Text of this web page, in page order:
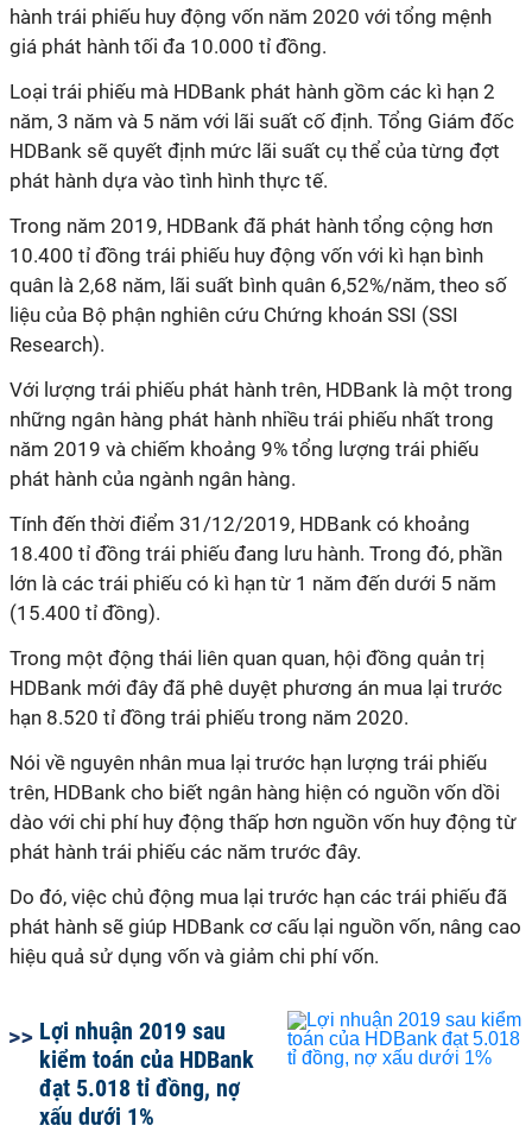
hành trái phiếu huy động vốn năm 2020 với tổng mệnh
giá phát hành tối đa 10.000 tỉ đồng.
Loại trái phiếu mà HDBank phát hành gồm các kì hạn 2
năm, 3 năm và 5 năm với lãi suất cố định. Tổng Giám đốc
HDBank sẽ quyết định mức lãi suất cụ thể của từng đợt
phát hành dựa vào tình hình thực tế.
Trong năm 2019, HDBank đã phát hành tổng cộng hơn
10.400 tỉ đồng trái phiếu huy động vốn với kì hạn bình
quân là 2,68 năm, lãi suất bình quân 6,52%/năm, theo số
liệu của Bộ phận nghiên cứu Chứng khoán SSI (SSI
Research).
Với lượng trái phiếu phát hành trên, HDBank là một trong
những ngân hàng phát hành nhiều trái phiếu nhất trong
năm 2019 và chiếm khoảng 9% tổng lượng trái phiếu
phát hành của ngành ngân hàng.
Tính đến thời điểm 31/12/2019, HDBank có khoảng
18.400 tỉ đồng trái phiếu đang lưu hành. Trong đó, phần
lớn là các trái phiếu có kì hạn từ 1 năm đến dưới 5 năm
(15.400 tỉ đồng).
Trong một động thái liên quan quan, hội đồng quản trị
HDBank mới đây đã phê duyệt phương án mua lại trước
hạn 8.520 tỉ đồng trái phiếu trong năm 2020.
Nói về nguyên nhân mua lại trước hạn lượng trái phiếu
trên, HDBank cho biết ngân hàng hiện có nguồn vốn dồi
dào với chi phí huy động thấp hơn nguồn vốn huy động từ
phát hành trái phiếu các năm trước đây.
Do đó, việc chủ động mua lại trước hạn các trái phiếu đã
phát hành sẽ giúp HDBank cơ cấu lại nguồn vốn, nâng cao
hiệu quả sử dụng vốn và giảm chi phí vốn.
Lợi nhuận 2019 sau
kiểm toán của HDBank
đạt 5.018 tỉ đồng, nợ
xấu dưới 1%